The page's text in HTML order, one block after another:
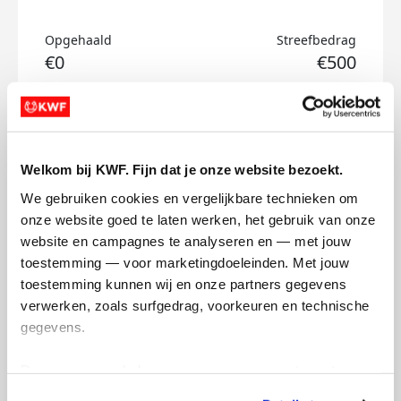
Welkom bij KWF. Fijn dat je onze website bezoekt.
We gebruiken cookies en vergelijkbare technieken om
onze website goed te laten werken, het gebruik van onze
website en campagnes te analyseren en — met jouw
toestemming — voor marketingdoeleinden. Met jouw
toestemming kunnen wij en onze partners gegevens
verwerken, zoals surfgedrag, voorkeuren en technische
gegevens.
Opgehaald
€0
Streefbedrag
€500
Doneer
Puck's badges